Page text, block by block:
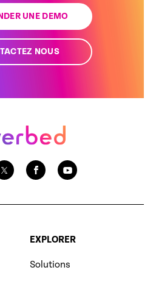
UNE DEMO
NOUS
EXPLORER
Solutions